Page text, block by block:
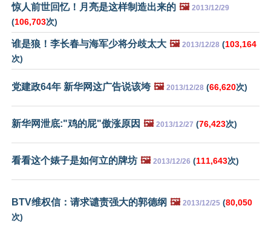
惊人前世回忆！月亮是这样制造出来的 🖼️ 2013/12/29
(106,703次)
谁是狼！李长春与海军少将分歧太大 🖼️ 2013/12/28 (103,164
次)
党建政64年 新华网这广告说该垮 🖼️ 2013/12/28 (66,620次)
新华网泄底:"鸡的屁"傲涨原因 🖼️ 2013/12/27 (76,423次)
看看这个婊子是如何立的牌坊 🖼️ 2013/12/26 (111,643次)
BTV维权信：请求谴责强大的郭德纲 🖼️ 2013/12/25 (80,050
次)